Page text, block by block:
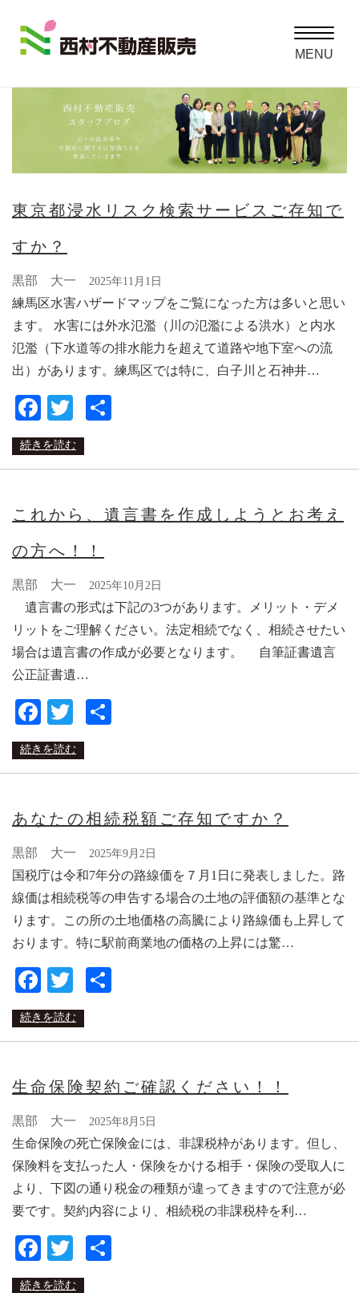
Toggle
MENU
東京都浸水リスク検索サービスご存知で
すか？
黒部 大一 2025年11月1日
練馬区水害ハザードマップをご覧になった方は多いと思い
ます。 水害には外水氾濫（川の氾濫による洪水）と内水
氾濫（下水道等の排水能力を超えて道路や地下室への流
出）があります。練馬区では特に、白子川と石神井…
Facebook
Twitter
続きを読む
これから、遺言書を作成しようとお考え
の方へ！！
黒部 大一 2025年10月2日
遺言書の形式は下記の3つがあります。メリット・デメ
リットをご理解ください。法定相続でなく、相続させたい
場合は遺言書の作成が必要となります。 自筆証書遺言
公正証書遺…
Facebook
Twitter
続きを読む
あなたの相続税額ご存知ですか？
黒部 大一 2025年9月2日
国税庁は令和7年分の路線価を７月1日に発表しました。路
線価は相続税等の申告する場合の土地の評価額の基準とな
ります。この所の土地価格の高騰により路線価も上昇して
おります。特に駅前商業地の価格の上昇には驚…
Facebook
Twitter
続きを読む
生命保険契約ご確認ください！！
黒部 大一 2025年8月5日
生命保険の死亡保険金には、非課税枠があります。但し、
保険料を支払った人・保険をかける相手・保険の受取人に
より、下図の通り税金の種類が違ってきますので注意が必
要です。契約内容により、相続税の非課税枠を利…
Facebook
Twitter
続きを読む